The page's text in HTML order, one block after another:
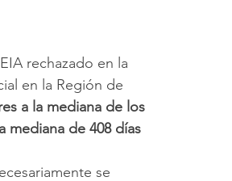
rechazado en la
en la Región de
a la mediana de los
mediana de 408 días
se